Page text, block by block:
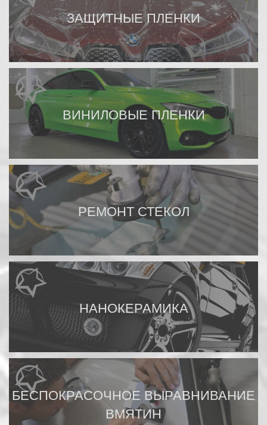
ЗАЩИТНЫЕ ПЛЕНКИ
ВИНИЛОВЫЕ ПЛЕНКИ
РЕМОНТ СТЕКОЛ
НАНОКЕРАМИКА
БЕСПОКРАСОЧНОЕ ВЫРАВНИВАНИЕ
ВМЯТИН